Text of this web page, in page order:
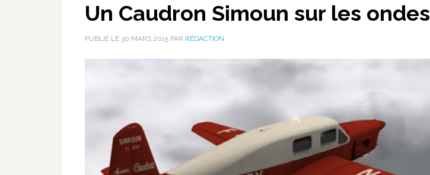
Un Caudron Simoun sur les ondes
PUBLIÉ LE 30 MARS 2015 PAR RÉDACTION